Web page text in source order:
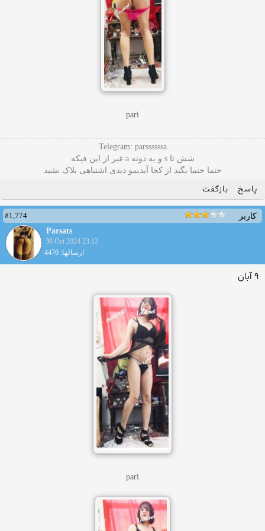
pari
Telegram: parssssssa
شش تا s و یه دونه a غیر از این فیکه
حتما حتما بگید از کجا آیدیمو دیدی اشتباهی بلاک نشید
پاسخ بازگفت
کاربر
#1,774
Parsats
30 Oct 2024 23:12
ارسالها: 4476
۹ آبان
pari